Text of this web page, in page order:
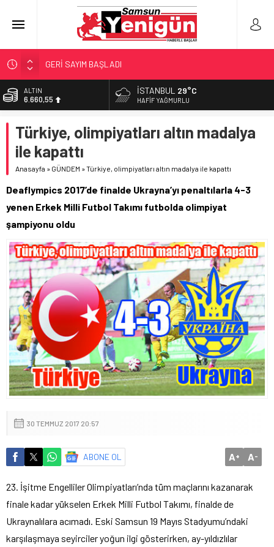
GERİ SAYIM BAŞLADI
SAMSUNSPOR’DA HEDEF 5’İNCİLİK!
‘BAFRA’YA YATIRIM YAPIN!’
YÖNETİCİ SEÇERKEN YAPILAN EN BÜYÜK HATALAR
ALTIN
6.660,55
13.779,39
DOLAR
47,7111
55,1881
İSTANBUL 29°C
HAFIF YAĞMURLU
Türkiye, olimpiyatları altın madalya
ile kapattı
Anasayfa » GÜNDEM »Türkiye, olimpiyatları altın madalya ile kapattı
Deaflympics 2017’de finalde Ukrayna’yı penaltılarla 4-3
yenen Erkek Milli Futbol Takımı futbolda olimpiyat
şampiyonu oldu
30 TEMMUZ 2017 20:57
ABONE OL A+ A-
23. İşitme Engelliler Olimpiyatları’nda tüm maçlarını kazanarak
finale kadar yükselen Erkek Milli Futbol Takımı, finalde de
Ukraynalılara acımadı. Eski Samsun 19 Mayıs Stadyumu’ndaki
karşılaşmaya seyirciler yoğun ilgi gösterirken, ay-yıldızlılar